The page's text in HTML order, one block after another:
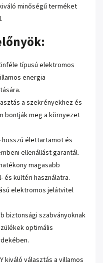
minőségű terméket
típusú elektromos
energia
a szekrényekhez és
bontják meg a környezet
hosszú élettartamot és
ellenállást garantál.
magasabb
és kültéri használatra.
elektromos jelátvitel
biztonsági szabványoknak
optimális
kiváló választás a villamos